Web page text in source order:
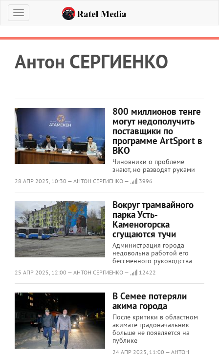
Меню
Антон СЕРГИЕНКО
800 миллионов тенге
могут недополучить
поставщики по
программе ArtSport в
ВКО
Чиновники о проблеме
знают, но разводят руками
28 АПР 2025, 10:30 — АНТОН СЕРГИЕНКО — 3996
Вокруг трамвайного
парка Усть-
Каменогорска
сгущаются тучи
Администрация города
недовольна работой его
бессменного руководства
25 АПР 2025, 12:00 — АНТОН СЕРГИЕНКО — 12422
В Семее потеряли
акима города
После критики в областном
акимате градоначальник
больше не появляется на
публике
24 АПР 2025, 11:00 — АНТОН